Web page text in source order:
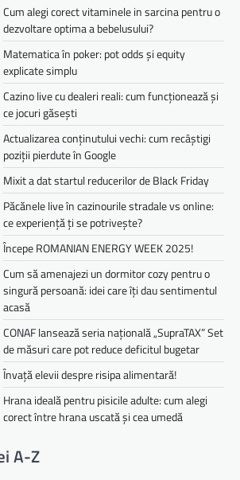
Cum alegi corect vitaminele in sarcina pentru o
dezvoltare optima a bebelusului?
Matematica în poker: pot odds și equity
explicate simplu
Cazino live cu dealeri reali: cum funcționează și
ce jocuri găsești
Actualizarea conținutului vechi: cum recâștigi
poziții pierdute în Google
Mixit a dat startul reducerilor de Black Friday
Păcănele live în cazinourile stradale vs online:
ce experiență ți se potrivește?
Începe ROMANIAN ENERGY WEEK 2025!
Cum să amenajezi un dormitor cozy pentru o
singură persoană: idei care îți dau sentimentul
acasă
CONAF lansează seria națională „SupraTAX” Set
de măsuri care pot reduce deficitul bugetar
Învață elevii despre risipa alimentară!
Hrana ideală pentru pisicile adulte: cum alegi
corect între hrana uscată și cea umedă
A-Z